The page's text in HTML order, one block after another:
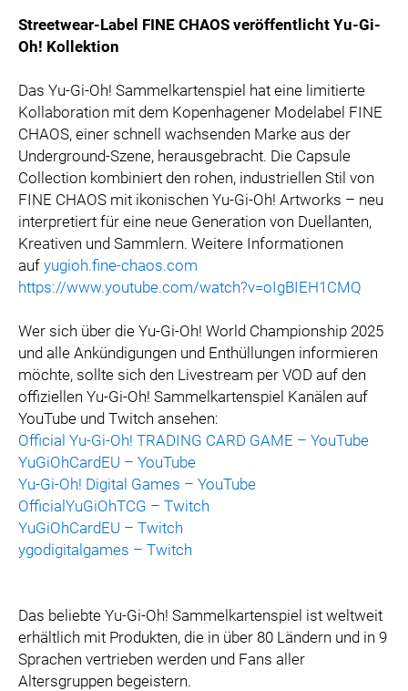
Streetwear-Label FINE CHAOS veröffentlicht Yu-Gi-
Oh! Kollektion
Das Yu-Gi-Oh! Sammelkartenspiel hat eine limitierte
Kollaboration mit dem Kopenhagener Modelabel FINE
CHAOS, einer schnell wachsenden Marke aus der
Underground-Szene, herausgebracht. Die Capsule
Collection kombiniert den rohen, industriellen Stil von
FINE CHAOS mit ikonischen Yu-Gi-Oh! Artworks – neu
interpretiert für eine neue Generation von Duellanten,
Kreativen und Sammlern. Weitere Informationen
auf yugioh.fine-chaos.com
https://www.youtube.com/watch?v=oIgBIEH1CMQ
Wer sich über die Yu-Gi-Oh! World Championship 2025
und alle Ankündigungen und Enthüllungen informieren
möchte, sollte sich den Livestream per VOD auf den
offiziellen Yu-Gi-Oh! Sammelkartenspiel Kanälen auf
YouTube und Twitch ansehen:
Official Yu-Gi-Oh! TRADING CARD GAME – YouTube
YuGiOhCardEU – YouTube
Yu-Gi-Oh! Digital Games – YouTube
OfficialYuGiOhTCG – Twitch
YuGiOhCardEU – Twitch
ygodigitalgames – Twitch
Das beliebte Yu-Gi-Oh! Sammelkartenspiel ist weltweit
erhältlich mit Produkten, die in über 80 Ländern und in 9
Sprachen vertrieben werden und Fans aller
Altersgruppen begeistern.